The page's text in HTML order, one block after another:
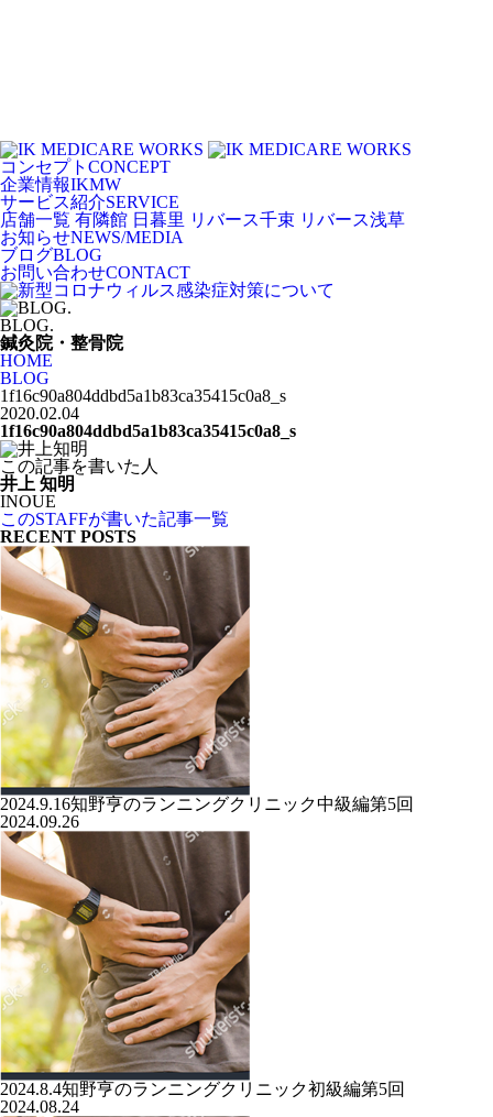
コンセプト CONCEPT
企業情報IKMW
サービス紹介SERVICE
店舗一覧 有隣館 日暮里 リバース千束 リバース浅草
お知らせNEWS/MEDIA
ブログBLOG
お問い合わせCONTACT
BLOG.
鍼灸院・整骨院
HOME
BLOG
1f16c90a804ddbd5a1b83ca35415c0a8_s
2020.02.04
1f16c90a804ddbd5a1b83ca35415c0a8_s
この記事を書いた人
井上 知明
INOUE
このSTAFFが書いた記事一覧
RECENT POSTS
2024.9.16知野亨のランニングクリニック中級編第5回
2024.09.26
2024.8.4知野亨のランニングクリニック初級編第5回
2024.08.24